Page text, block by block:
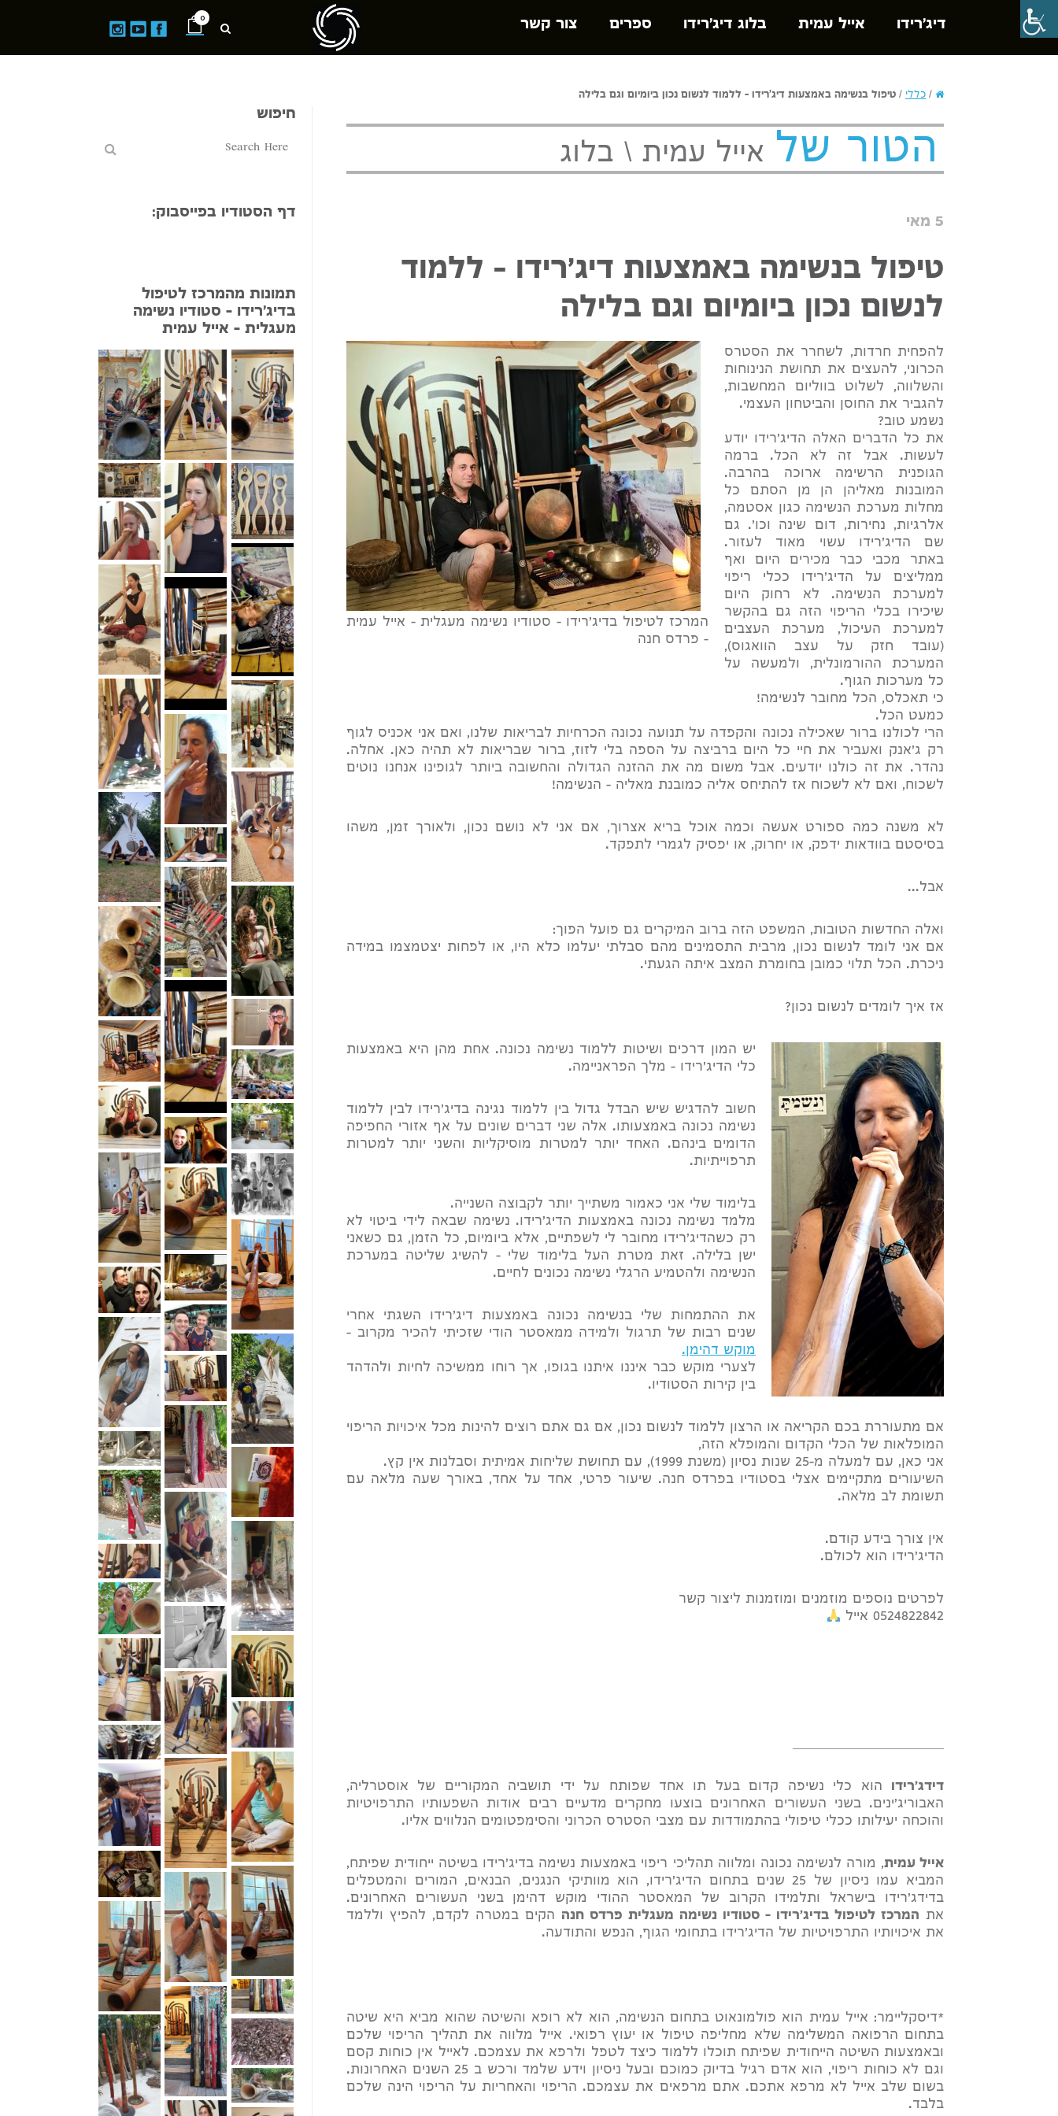
0 דיג'רידו אייל עמית בלוג דיג'רידו ספרים צור קשר
/ כללי / טיפול בנשימה באמצעות דיג'רידו – ללמוד לנשום נכון ביומיום וגם בלילה
הטור של אייל עמית \ בלוג
5 מאי
טיפול בנשימה באמצעות דיג'רידו – ללמוד
לנשום נכון ביומיום וגם בלילה
המרכז לטיפול בדיג'רידו - סטודיו נשימה מעגלית - אייל עמית
- פרדס חנה
להפחית חרדות, לשחרר את הסטרס
הכרוני, להעצים את תחושת הנינוחות
והשלווה, לשלוט בווליום המחשבות,
להגביר את החוסן והביטחון העצמי.
נשמע טוב?
את כל הדברים האלה הדיג'רידו יודע
לעשות. אבל זה לא הכל. ברמה
הגופנית הרשימה ארוכה בהרבה.
המובנות מאליהן הן מן הסתם כל
מחלות מערכת הנשימה כגון אסטמה,
אלרגיות, נחירות, דום שינה וכו'. גם
שם הדיג'רידו עשוי מאוד לעזור.
באתר מכבי כבר מכירים היום ואף
ממליצים על הדיג'רידו ככלי ריפוי
למערכת הנשימה. לא רחוק היום
שיכירו בכלי הריפוי הזה גם בהקשר
למערכת העיכול, מערכת העצבים
(עובד חזק על עצב הוואגוס),
המערכת ההורמונלית, ולמעשה על
כל מערכות הגוף.
כי תאכלס, הכל מחובר לנשימה!
כמעט הכל.
הרי לכולנו ברור שאכילה נכונה והקפדה על תנועה נכונה הכרחיות לבריאות שלנו, ואם אני אכניס לגוף
רק ג'אנק ואעביר את חיי כל היום ברביצה על הספה בלי לזוז, ברור שבריאות לא תהיה כאן. אחלה.
נהדר. את זה כולנו יודעים. אבל משום מה את ההזנה הגדולה והחשובה ביותר לגופינו אנחנו נוטים
לשכוח, ואם לא לשכוח אז להתיחס אליה כמובנת מאליה - הנשימה!
לא משנה כמה ספורט אעשה וכמה אוכל בריא אצרוך, אם אני לא נושם נכון, ולאורך זמן, משהו
בסיסטם בוודאות ידפק, או יחרוק, או יפסיק לגמרי לתפקד.
אבל...
ואלה החדשות הטובות, המשפט הזה ברוב המיקרים גם פועל הפוך:
אם אני לומד לנשום נכון, מרבית התסמינים מהם סבלתי יעלמו כלא היו, או לפחות יצטמצמו במידה
ניכרת. הכל תלוי כמובן בחומרת המצב איתה הגעתי.
אז איך לומדים לנשום נכון?
יש המון דרכים ושיטות ללמוד נשימה נכונה. אחת מהן היא באמצעות
כלי הדיג'רידו - מלך הפראניימה.
חשוב להדגיש שיש הבדל גדול בין ללמוד נגינה בדיג'רידו לבין ללמוד
נשימה נכונה באמצעותו. אלה שני דברים שונים על אף אזורי החפיפה
הדומים בינהם. האחד יותר למטרות מוסיקליות והשני יותר למטרות
תרפוייתיות.
בלימוד שלי אני כאמור משתייך יותר לקבוצה השנייה.
מלמד נשימה נכונה באמצעות הדיג'רידו. נשימה שבאה לידי ביטוי לא
רק כשהדיג'רידו מחובר לי לשפתיים, אלא ביומיום, כל הזמן, גם כשאני
ישן בלילה. זאת מטרת העל בלימוד שלי - להשיג שליטה במערכת
הנשימה ולהטמיע הרגלי נשימה נכונים לחיים.
את ההתמחות שלי בנשימה נכונה באמצעות דיג'רידו השגתי אחרי
שנים רבות של תרגול ולמידה ממאסטר הודי שזכיתי להכיר מקרוב -
מוקש דהימן.
לצערי מוקש כבר איננו איתנו בגופו, אך רוחו ממשיכה לחיות ולהדהד
בין קירות הסטודיו.
אם מתעוררת בכם הקריאה או הרצון ללמוד לנשום נכון, אם גם אתם רוצים להינות מכל איכויות הריפוי
המופלאות של הכלי הקדום והמופלא הזה,
אני כאן, עם למעלה מ-25 שנות נסיון (משנת 1999), עם תחושת שליחות אמיתית וסבלנות אין קץ.
השיעורים מתקיימים אצלי בסטודיו בפרדס חנה. שיעור פרטי, אחד על אחד, באורך שעה מלאה עם
תשומת לב מלאה.
אין צורך בידע קודם.
הדיג'רידו הוא לכולם.
לפרטים נוספים מוזמנים ומוזמנות ליצור קשר
0524822842 אייל
________________________
דידג'רידו הוא כלי נשיפה קדום בעל תו אחד שפותח על ידי תושביה המקוריים של אוסטרליה,
האבוריג'ינים. בשני העשורים האחרונים בוצעו מחקרים מדעיים רבים אודות השפעותיו התרפויטיות
והוכחה יעילותו ככלי טיפולי בהתמודדות עם מצבי הסטרס הכרוני והסימפטומים הנלווים אליו.
אייל עמית, מורה לנשימה נכונה ומלווה תהליכי ריפוי באמצעות נשימה בדיג'רידו בשיטה ייחודית שפיתח,
המביא עמו ניסיון של 25 שנים בתחום הדיג'רידו, הוא מוותיקי הנגנים, הבנאים, המורים והמטפלים
בדידג'רידו בישראל ותלמידו הקרוב של המאסטר ההודי מוקש דהימן בשני העשורים האחרונים.
את המרכז לטיפול בדיג'רידו – סטודיו נשימה מעגלית פרדס חנה הקים במטרה לקדם, להפיץ וללמד
את איכויותיו התרפויטיות של הדיג'רידו בתחומי הגוף, הנפש והתודעה.
*דיסקליימר: אייל עמית הוא פולמונאוט בתחום הנשימה, הוא לא רופא והשיטה שהוא מביא היא שיטה
בתחום הרפואה המשלימה שלא מחליפה טיפול או יעוץ רפואי. אייל מלווה את תהליך הריפוי שלכם
ובאמצעות השיטה הייחודית שפיתח תוכלו ללמוד כיצד לטפל ולרפא את עצמכם. לאייל אין כוחות קסם
וגם לא כוחות ריפוי, הוא אדם רגיל בדיוק כמוכם ובעל ניסיון וידע שלמד ורכש ב 25 השנים האחרונות.
בשום שלב אייל לא מרפא אתכם. אתם מרפאים את עצמכם. הריפוי והאחריות על הריפוי הינה שלכם
בלבד.
חיפוש
דף הסטודיו בפייסבוק:
תמונות מהמרכז לטיפול
בדיג'רידו – סטודיו נשימה
מעגלית – אייל עמית